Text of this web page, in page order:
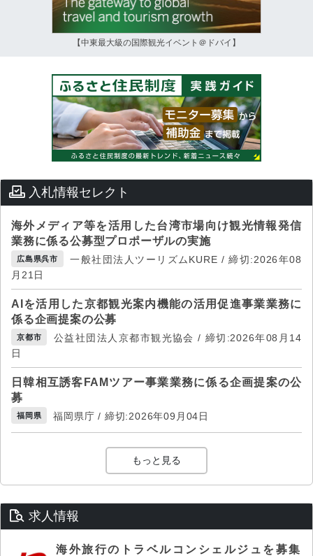
【中東最大級の国際観光イベント＠ドバイ】
入札情報セレクト
海外メディア等を活用した台湾市場向け観光情報発信
業務に係る公募型プロポーザルの実施
広島県呉市
一般社団法人ツーリズムKURE / 締切:2026年08
月21日
AIを活用した京都観光案内機能の活用促進事業業務に
係る企画提案の公募
京都市
公益社団法人京都市観光協会 / 締切:2026年08月14
日
日韓相互誘客FAMツアー事業業務に係る企画提案の公
募
福岡県 福岡県庁 / 締切:2026年09月04日
もっと見る
求人情報
海外旅行のトラベルコンシェルジュを募集